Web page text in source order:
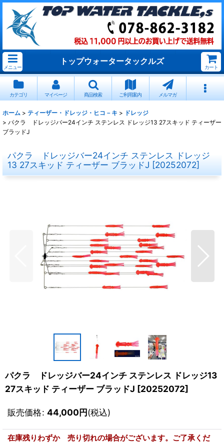
メニュー
トップウォータータックルズ
カート
カテゴリ マイページ 商品検索 ご利用案内 メルマガ
ホーム > ティーザー・ドレッジ・ヒコ－キ > ドレッジ
> パクラ ドレッジバー24インチ ステンレス ドレッジ13 27スキッド ティーザー
ブラッドJ
パクラ ドレッジバー24インチ ステンレス ドレッジ
13 27スキッド ティーザー ブラッドJ [20252072]
パクラ ドレッジバー24インチ ステンレス ドレッジ13
27スキッド ティーザー ブラッドJ [20252072]
販売価格: 44,000円(税込)
在庫残りわずか 売り切れの場合がございます。ご了承くだ